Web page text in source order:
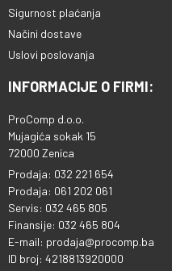
Sigurnost plaćanja
Načini dostave
Uslovi poslovanja
INFORMACIJE O FIRMI:
ProComp d.o.o.
Mujagića sokak 15
72000 Zenica
Prodaja: 032 221 654
Prodaja: 061 202 061
Servis: 032 465 805
Finansije: 032 465 804
E-mail: prodaja@procomp.ba
ID broj: 4218813920000